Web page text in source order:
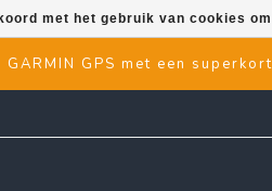
GARMIN GPS met een
met het gebruik van cookies